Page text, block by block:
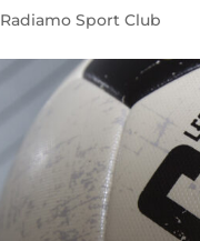
Radiamo Sport Club